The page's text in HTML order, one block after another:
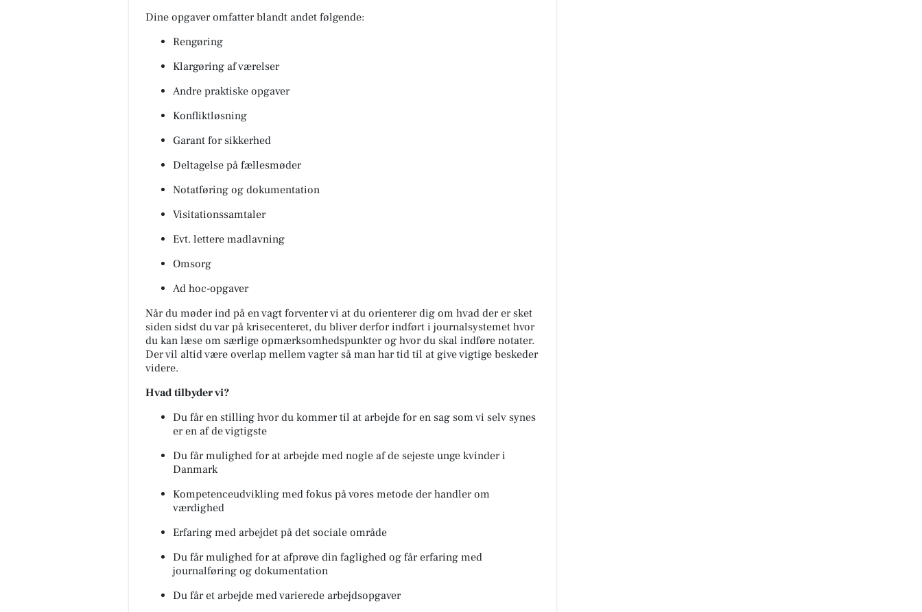
Dine opgaver omfatter blandt andet følgende:
Rengøring
Klargøring af værelser
Andre praktiske opgaver
Konfliktløsning
Garant for sikkerhed
Deltagelse på fællesmøder
Notatføring og dokumentation
Visitationssamtaler
Evt. lettere madlavning
Omsorg
Ad hoc-opgaver
Når du møder ind på en vagt forventer vi at du orienterer dig om hvad der er sket
siden sidst du var på krisecenteret, du bliver derfor indført i journalsystemet hvor
du kan læse om særlige opmærksomhedspunkter og hvor du skal indføre notater.
Der vil altid være overlap mellem vagter så man har tid til at give vigtige beskeder
videre.
Hvad tilbyder vi?
Du får en stilling hvor du kommer til at arbejde for en sag som vi selv synes
er en af de vigtigste
Du får mulighed for at arbejde med nogle af de sejeste unge kvinder i
Danmark
Kompetenceudvikling med fokus på vores metode der handler om
værdighed
Erfaring med arbejdet på det sociale område
Du får mulighed for at afprøve din faglighed og får erfaring med
journalføring og dokumentation
Du får et arbejde med varierede arbejdsopgaver